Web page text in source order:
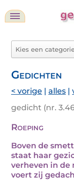
Gedichten
< vorige | alles |
gedicht (nr.
Roeping
Boven de
staat haar
verheven in de
voert zij